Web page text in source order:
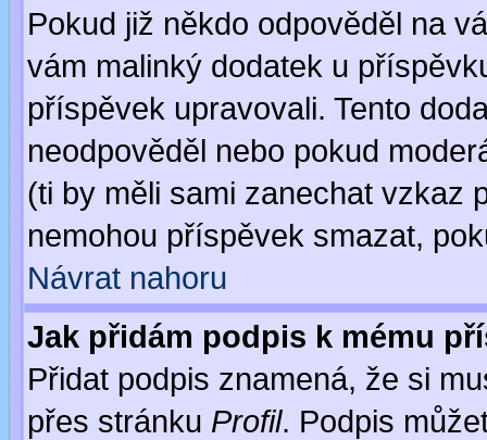
Pokud již někdo odpověděl na
vám malinký dodatek u
příspěvek upravovali. Tento
neodpověděl nebo pokud
(ti by měli sami zanechat vzkaz
nemohou příspěvek smazat,
Návrat nahoru
Jak přidám podpis k mému
Přidat podpis znamená, že si
přes stránku Profil. Podpis